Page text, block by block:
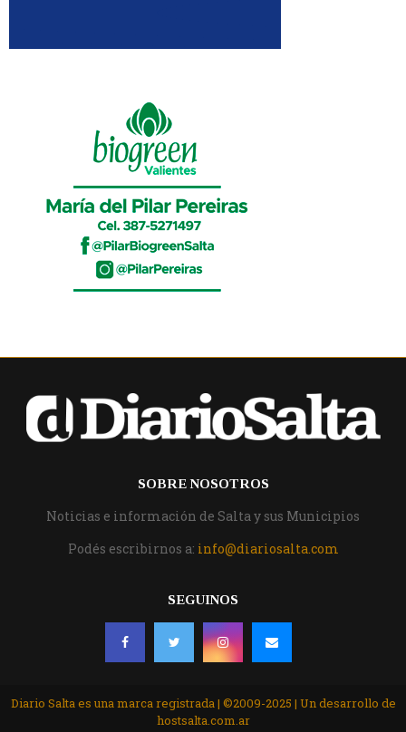
SOBRE NOSOTROS
Noticias e información de Salta y sus Municipios
Podés escribirnos a: info@diariosalta.com
SEGUINOS
Diario Salta es una marca registrada | ©2009-2025 | Un desarrollo de
hostsalta.com.ar